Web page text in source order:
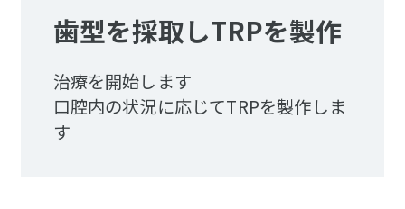
歯型を採取しTRPを製作
治療を開始します
口腔内の状況に応じてTRPを製作しま
す